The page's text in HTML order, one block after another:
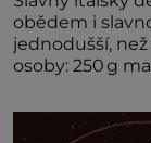
obědem i
jednodušší,
osoby: 250 g mascarpone 3 vejce 80 g cukru 200 g
amaretta kakao na posypání Postup: Oddělte
žloutky od